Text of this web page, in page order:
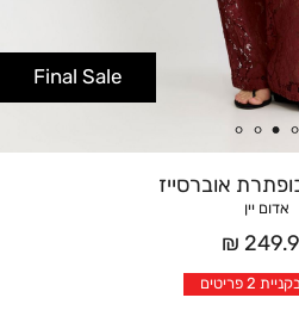
אוברסייז
אדום יין
Final Sale